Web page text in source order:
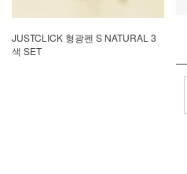
JUSTCLICK 형광펜 S NATURAL 3
색 SET